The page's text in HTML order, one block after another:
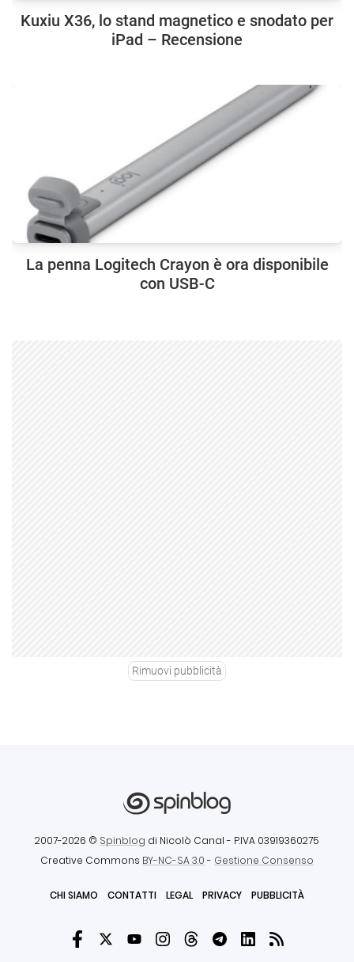
Kuxiu X36, lo stand magnetico e snodato per
iPad – Recensione
La penna Logitech Crayon è ora disponibile
con USB-C
Rimuovi pubblicità
2007-2026 © Spinblog di Nicolò Canal - P.IVA 03919360275
Creative Commons BY-NC-SA 3.0- Gestione Consenso
CHI SIAMO CONTATTI LEGAL PRIVACY PUBBLICITÀ